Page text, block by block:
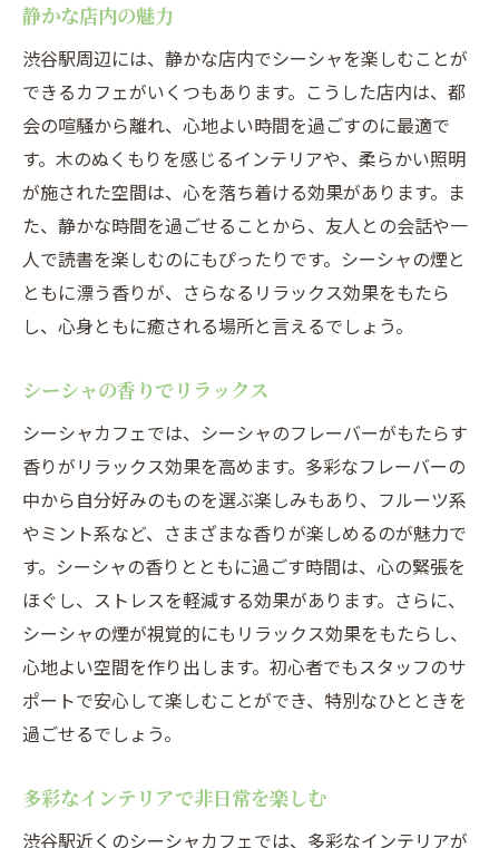
初心者でも安心のサポート体制
渋谷駅近くのアクセスの良さ
フレーバー選びの楽しさ
自分だけの特別な時間を過ごす
渋谷駅からすぐシーシャカフェで心身リフレッ
シュ時間
駅からのアクセスが魅力
リフレッシュできるシーシャ体験
落ち着いた店内のインテリア
心地よい音楽とシーシャの香り
渋谷での心身リセット方法
落ち着いた照明が魅力渋谷駅近くのシーシャカ
フェ
照明の工夫でリラックス効果
シーシャの香りが引き立つ空間
心地よい音楽の選び方
渋谷のシーシャカフェで落ち着く時間
インテリアと照明の調和
特別な照明演出で非日常感を
別な時間を
静かな店内の魅力
渋谷駅周辺には、静かな店内でシーシャを楽しむことが
できるカフェがいくつもあります。こうした店内は、都
会の喧騒から離れ、心地よい時間を過ごすのに最適で
す。木のぬくもりを感じるインテリアや、柔らかい照明
が施された空間は、心を落ち着ける効果があります。ま
た、静かな時間を過ごせることから、友人との会話や一
人で読書を楽しむのにもぴったりです。シーシャの煙と
ともに漂う香りが、さらなるリラックス効果をもたら
し、心身ともに癒される場所と言えるでしょう。
シーシャの香りでリラックス
シーシャカフェでは、シーシャのフレーバーがもたらす
香りがリラックス効果を高めます。多彩なフレーバーの
中から自分好みのものを選ぶ楽しみもあり、フルーツ系
やミント系など、さまざまな香りが楽しめるのが魅力で
す。シーシャの香りとともに過ごす時間は、心の緊張を
ほぐし、ストレスを軽減する効果があります。さらに、
シーシャの煙が視覚的にもリラックス効果をもたらし、
心地よい空間を作り出します。初心者でもスタッフのサ
ポートで安心して楽しむことができ、特別なひとときを
過ごせるでしょう。
多彩なインテリアで非日常を楽しむ
渋谷駅近くのシーシャカフェでは、多彩なインテリアが